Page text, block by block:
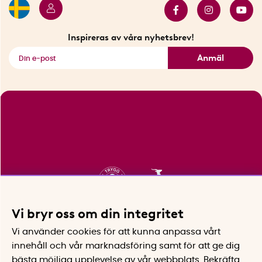
Inspireras av våra nyhetsbrev!
Anmäl
Vi bryr oss om din integritet
Vi använder cookies för att kunna anpassa vårt
innehåll och vår marknadsföring samt för att ge dig
bästa möjliga upplevelse av vår webbplats.
Bekräfta